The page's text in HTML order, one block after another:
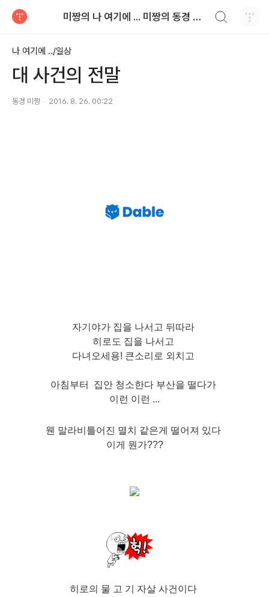
미짱의 나 여기에 ... 미짱의 동경 생활
나 여기에 ../일상
대 사건의 전말
동경 미짱 2016. 8. 26. 00:22
자기야가 집을 나서고 뒤따라
히로도 집을 나서고
다녀오세용! 큰소리로 외치고
아침부터 집안 청소한다 부산을 떨다가
이런 이런 ...
웬 말라비틀어진 멸치 같은게 떨어져 있다
이게 뭔가???
히로의 물 고 기 자살 사건이다